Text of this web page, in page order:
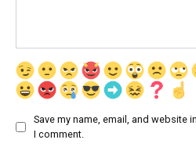
Save my name, email, and website
I comment.